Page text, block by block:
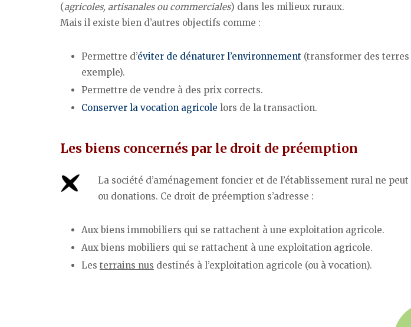
(agricoles, artisanales ou commerciales) dans les milieux ruraux.
Mais il existe bien d’autres objectifs comme :
Permettre d’éviter de dénaturer l’environnement (transformer des
exemple).
Permettre de vendre à des prix corrects.
Conserver la vocation agricole lors de la transaction.
Les biens concernés par le droit de préemption
La société d’aménagement foncier et de l’établissement rural ne peut
ou donations. Ce droit de préemption s’adresse :
Aux biens immobiliers qui se rattachent à une exploitation agricole.
Aux biens mobiliers qui se rattachent à une exploitation agricole.
Les terrains nus destinés à l’exploitation agricole (ou à vocation).